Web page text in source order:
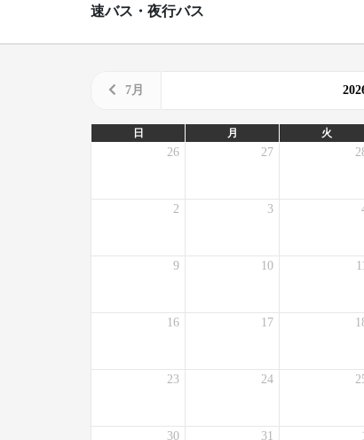
速バス・夜行バス
7月
日 月 火
26 27
2 3
9 10
16 17
23 24
30 31